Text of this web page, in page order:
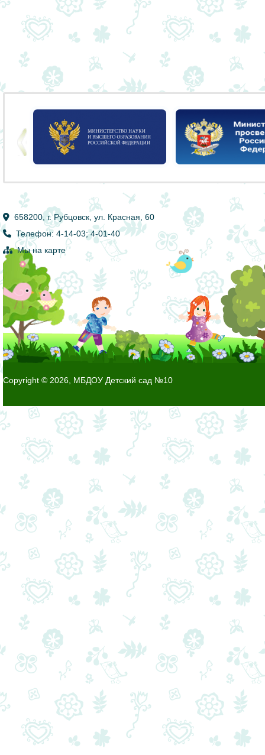
658200, г. Рубцовск, ул. Красная, 60
Телефон: 4-14-03; 4-01-40
Мы на карте
Copyright © 2026, МБДОУ Детский сад №10